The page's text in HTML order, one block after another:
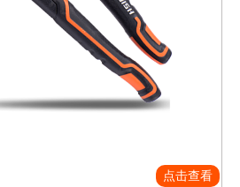
点击查看